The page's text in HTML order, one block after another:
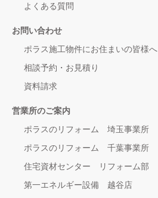
よくある質問
お問い合わせ
ポラス施工物件にお住まいの皆様へ
相談予約・お見積り
資料請求
営業所のご案内
ポラスのリフォーム 埼玉事業所
ポラスのリフォーム 千葉事業所
住宅資材センター リフォーム部
第一エネルギー設備 越谷店